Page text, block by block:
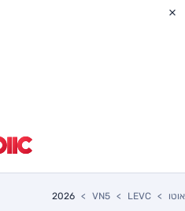
אוטו LEVC
VN5
2026